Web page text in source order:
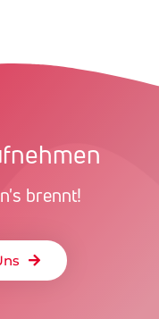
brennt!